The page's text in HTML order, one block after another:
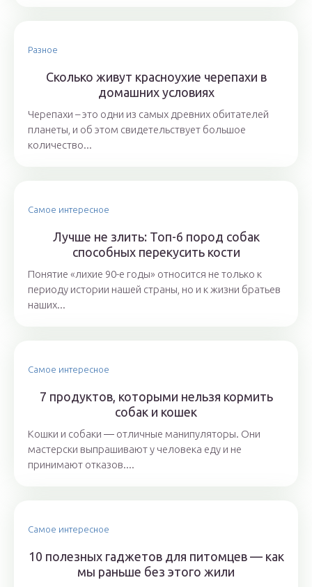
Разное
Сколько живут красноухие черепахи в
домашних условиях
Черепахи – это одни из самых древних обитателей
планеты, и об этом свидетельствует большое
количество...
Самое интересное
Лучше не злить: Топ-6 пород собак
способных перекусить кости
Понятие «лихие 90-е годы» относится не только к
периоду истории нашей страны, но и к жизни братьев
наших...
Самое интересное
7 продуктов, которыми нельзя кормить
собак и кошек
Кошки и собаки ― отличные манипуляторы. Они
мастерски выпрашивают у человека еду и не
принимают отказов....
Самое интересное
10 полезных гаджетов для питомцев — как
мы раньше без этого жили